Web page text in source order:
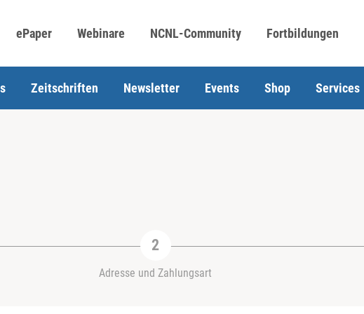
ePaper Webinare NCNL-Community Fortbildungen
Zeitschriften Newsletter Events Shop Services
Adresse und Zahlungsart